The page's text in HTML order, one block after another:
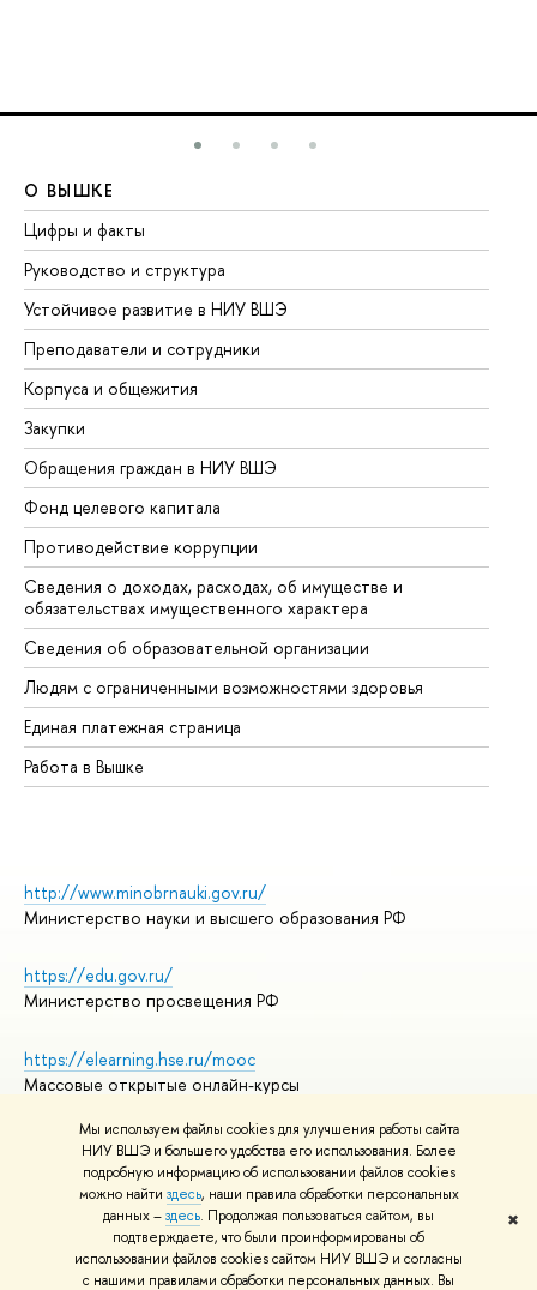
Мы используем файлы cookies для улучшения работы сайта
НИУ ВШЭ и большего удобства его использования. Более
подробную информацию об использовании файлов cookies
можно найти здесь, наши правила обработки персональных
данных –здесь. Продолжая пользоваться сайтом, вы
подтверждаете, что были проинформированы об
использовании файлов cookies сайтом НИУ ВШЭ и согласны
с нашими правилами обработки персональных данных. Вы
✖
О ВЫШКЕ
Цифры и факты
Руководство и структура
Устойчивое развитие в НИУ ВШЭ
Преподаватели и сотрудники
Корпуса и общежития
Закупки
Обращения граждан в НИУ ВШЭ
Фонд целевого капитала
Противодействие коррупции
Сведения о доходах, расходах, об имуществе и
обязательствах имущественного характера
Сведения об образовательной организации
Людям с ограниченными возможностями здоровья
Единая платежная страница
Работа в Вышке
http://www.minobrnauki.gov.ru/
Министерство науки и высшего образования РФ
https://edu.gov.ru/
Министерство просвещения РФ
https://elearning.hse.ru/mooc
Массовые открытые онлайн-курсы
© НИУ ВШЭ 1993–2026
Адреса и контакты
Условия использования материалов
Политика конфиденциальности
Правила применения рекомендательных технологий в НИУ ВШЭ